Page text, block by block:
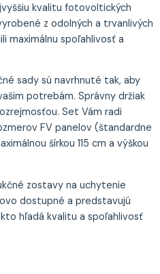
kvalitu fotovoltických
z odolných a trvanlivých
maximálnu spoľahlivosť a
sady sú navrhnuté tak, aby
potrebám. Správny držiak
Set Vám radi
FV panelov (štandardne
šírkou 115 cm a výškou
zostavy na uchytenie
dostupné a predstavujú
hľadá kvalitu a spoľahlivosť